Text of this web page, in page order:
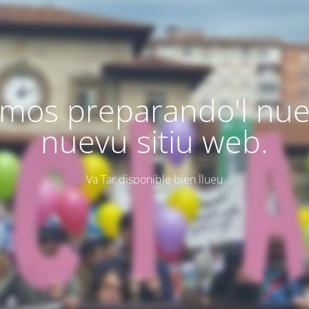
preparando'l
nuevu sitiu web.
Va Tar disponible bien llueu